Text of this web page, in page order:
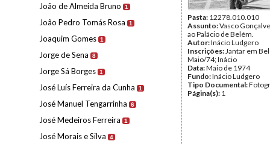
João de Almeida Bruno 1
João Pedro Tomás Rosa 1
Joaquim Gomes 1
Jorge de Sena 8
Jorge Sá Borges 1
José Luís Ferreira da Cunha 1
José Manuel Tengarrinha 6
José Medeiros Ferreira 1
José Morais e Silva 4
Pasta: 12278.010.010
Assunto:Vasco
ao Palácio de Belém.
Autor:Inácio Ludgero
Inscrições:Jantar em
Maio/74; Inácio
Data:Maio de 1974
Fundo:Inácio Ludgero
Tipo Documental:
Página(s): 1